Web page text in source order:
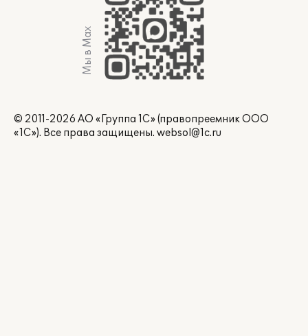
Мы в Max
© 2011-2026 АО «Группа 1С» (правопреемник ООО
«1С»). Все права защищены. websol@1c.ru